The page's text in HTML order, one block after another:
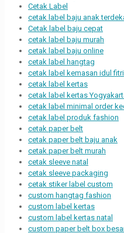
Cetak Label
cetak label baju anak
Cetak label baju cepat
cetak label baju murah
cetak label baju online
cetak label hangtag
cetak label kemasan idul fitri
cetak label kertas
cetak label kertas
cetak label minimal order
cetak label produk fashion
cetak paper belt
cetak paper belt baju anak
cetak paper belt murah
cetak sleeve natal
cetak sleeve packaging
cetak stiker label custom
custom hangtag fashion
custom label kertas
custom label kertas natal
custom paper belt box